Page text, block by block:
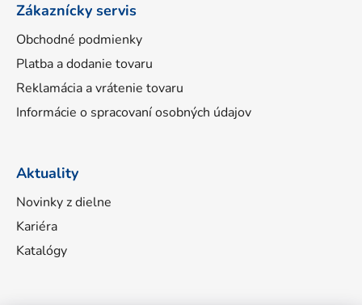
Zákaznícky servis
Obchodné podmienky
Platba a dodanie tovaru
Reklamácia a vrátenie tovaru
Informácie o spracovaní osobných údajov
Aktuality
Novinky z dielne
Kariéra
Katalógy